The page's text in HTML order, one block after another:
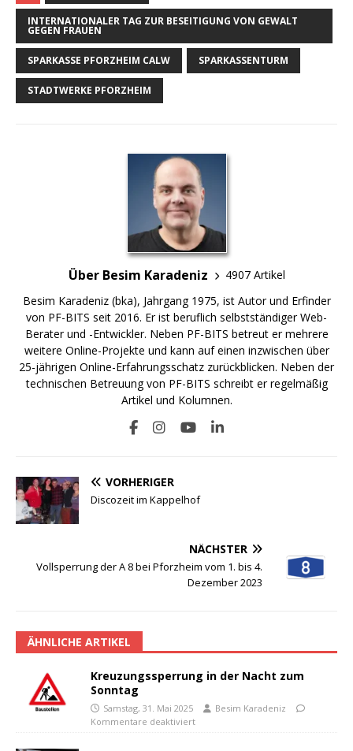
INTERNATIONALER TAG ZUR BESEITIGUNG VON GEWALT
GEGEN FRAUEN
SPARKASSE PFORZHEIM CALW SPARKASSENTURM
STADTWERKE PFORZHEIM
Über Besim Karadeniz
4907 Artikel
Besim Karadeniz (bka), Jahrgang 1975, ist Autor und Erfinder
von PF-BITS seit 2016. Er ist beruflich selbstständiger Web-
Berater und -Entwickler. Neben PF-BITS betreut er mehrere
weitere Online-Projekte und kann auf einen inzwischen über
25-jährigen Online-Erfahrungsschatz zurückblicken. Neben der
technischen Betreuung von PF-BITS schreibt er regelmäßig
Artikel und Kolumnen.
VORHERIGER
Discozeit im Kappelhof
NÄCHSTER
Vollsperrung der A 8 bei Pforzheim vom 1. bis 4.
Dezember 2023
ÄHNLICHE ARTIKEL
Kreuzungssperrung in der Nacht zum
Sonntag
Samstag, 31. Mai 2025
Besim Karadeniz
Kommentare deaktiviert